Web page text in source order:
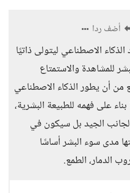
أضف ردا
الاصطناعي ليتولى ذاتيًا
للمشاهدة والاستمتاع
من أن يطور الذكاء الاصطناعي
على فهمه للطبيعة البشرية،
الجيد بل سيكون في
مدى سوء البشر أساسًا
الدمار، الطمع.